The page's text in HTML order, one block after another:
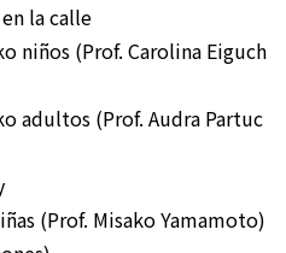
la calle
niños (Prof. Carolina Eiguch
adultos (Prof. Audra Partuc
(Prof. Misako Yamamoto)